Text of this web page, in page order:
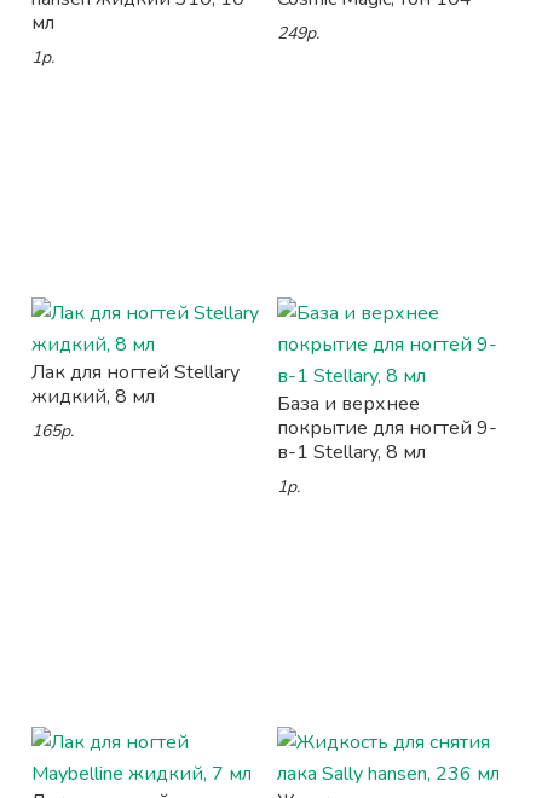
мл
1р.
249р.
Лак для ногтей Stellary
жидкий, 8 мл
165р.
База и верхнее
покрытие для ногтей 9-
в-1 Stellary, 8 мл
1р.